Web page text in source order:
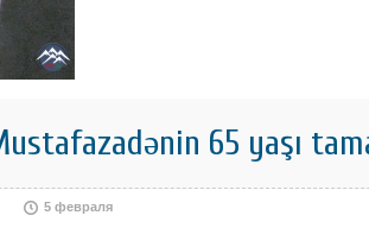
65 yaşı
5 февраля